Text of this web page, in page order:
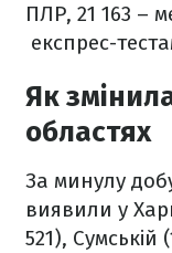
ПЛР, 21 163 –
експрес-
Як
областях
За минулу
виявили у
521), Сумській